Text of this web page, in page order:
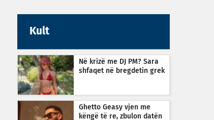
Kult
Në krizë me DJ PM? Sara
shfaqet në bregdetin grek
Ghetto Geasy vjen me
këngë të re, zbulon datën